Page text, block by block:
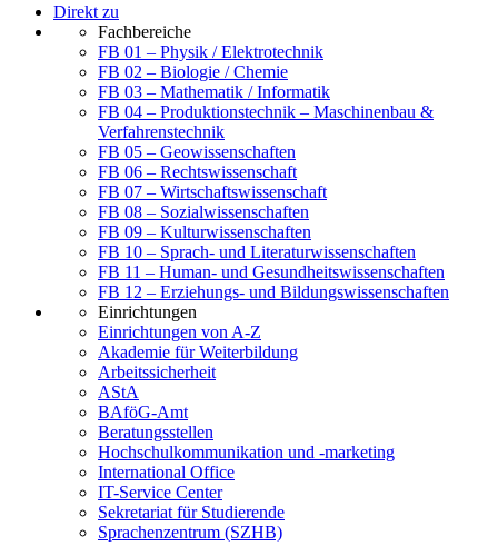
Direkt zu
Fachbereiche
FB 01 – Physik / Elektrotechnik
FB 02 – Biologie / Chemie
FB 03 – Mathematik / Informatik
FB 04 – Produktionstechnik – Maschinenbau &
Verfahrenstechnik
FB 05 – Geowissenschaften
FB 06 – Rechtswissenschaft
FB 07 – Wirtschaftswissenschaft
FB 08 – Sozialwissenschaften
FB 09 – Kulturwissenschaften
FB 10 – Sprach- und Literaturwissenschaften
FB 11 – Human- und Gesundheitswissenschaften
FB 12 – Erziehungs- und Bildungswissenschaften
Einrichtungen
Einrichtungen von A-Z
Akademie für Weiterbildung
Arbeitssicherheit
AStA
BAföG-Amt
Beratungsstellen
Hochschulkommunikation und -marketing
International Office
IT-Service Center
Sekretariat für Studierende
Sprachenzentrum (SZHB)